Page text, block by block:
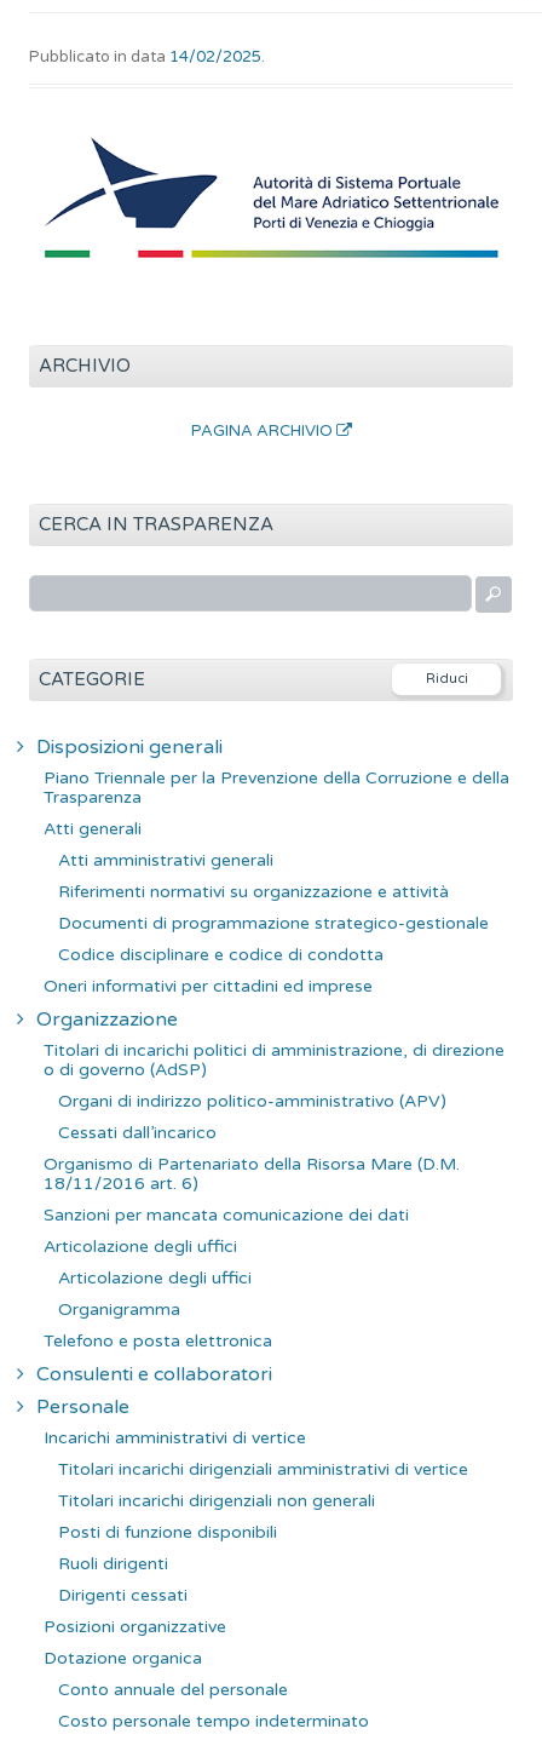
Pubblicato in data 14/02/2025.
ARCHIVIO
PAGINA ARCHIVIO
CERCA IN TRASPARENZA
r
CATEGORIE
Disposizioni generali
Piano Triennale per la Prevenzione della Corruzione e della
Trasparenza
Atti generali
Atti amministrativi generali
Riferimenti normativi su organizzazione e attività
Documenti di programmazione strategico-gestionale
Codice disciplinare e codice di condotta
Oneri informativi per cittadini ed imprese
Organizzazione
Titolari di incarichi politici di amministrazione, di direzione
o di governo (AdSP)
Organi di indirizzo politico-amministrativo (APV)
Cessati dall’incarico
Organismo di Partenariato della Risorsa Mare (D.M.
18/11/2016 art. 6)
Sanzioni per mancata comunicazione dei dati
Articolazione degli uffici
Articolazione degli uffici
Organigramma
Telefono e posta elettronica
Consulenti e collaboratori
Personale
Incarichi amministrativi di vertice
Titolari incarichi dirigenziali amministrativi di vertice
Titolari incarichi dirigenziali non generali
Posti di funzione disponibili
Ruoli dirigenti
Dirigenti cessati
Posizioni organizzative
Dotazione organica
Conto annuale del personale
Costo personale tempo indeterminato